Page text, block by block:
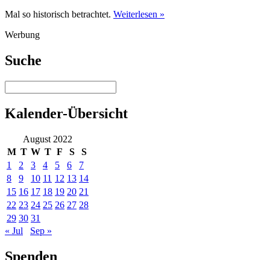
Mal so historisch betrachtet. Weiterlesen »
Werbung
Suche
Kalender-Übersicht
August 2022
M T W T F S
S
1
2 3 4 5 6
7
8
9 10 11 12 13 14
15 16 17 18 19 20 21
22 23 24 25 26 27 28
29 30 31
« Jul
Sep »
Spenden